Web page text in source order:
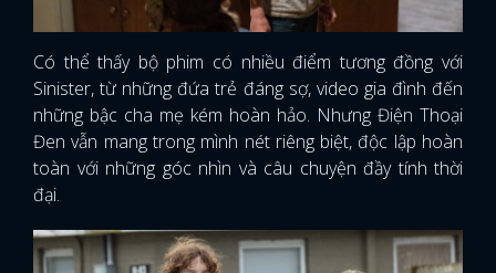
Có thể thấy bộ phim có nhiều điểm tương đồng với
Sinister, từ những đứa trẻ đáng sợ, video gia đình đến
những bậc cha mẹ kém hoàn hảo. Nhưng Điện Thoại
Đen vẫn mang trong mình nét riêng biệt, độc lập hoàn
toàn với những góc nhìn và câu chuyện đầy tính thời
đại.